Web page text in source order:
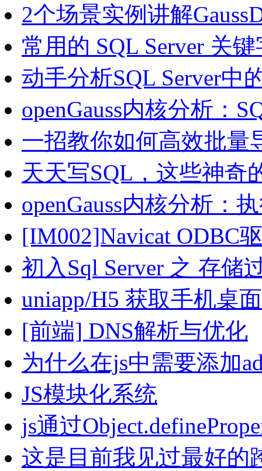
2个场景实例讲解
常用的 SQL Server 关
动手分析SQL Server中
openGauss内核分析：
一招教你如何高效批量
天天写SQL，这些神奇
openGauss内核分析：
[IM002]Navicat ODBC
初入Sql Server 之 存储
uniapp/H5 获取手机桌
[前端] DNS解析与优化
为什么在js中需要添加
JS模块化系统
js通过
这是目前我见过最好的